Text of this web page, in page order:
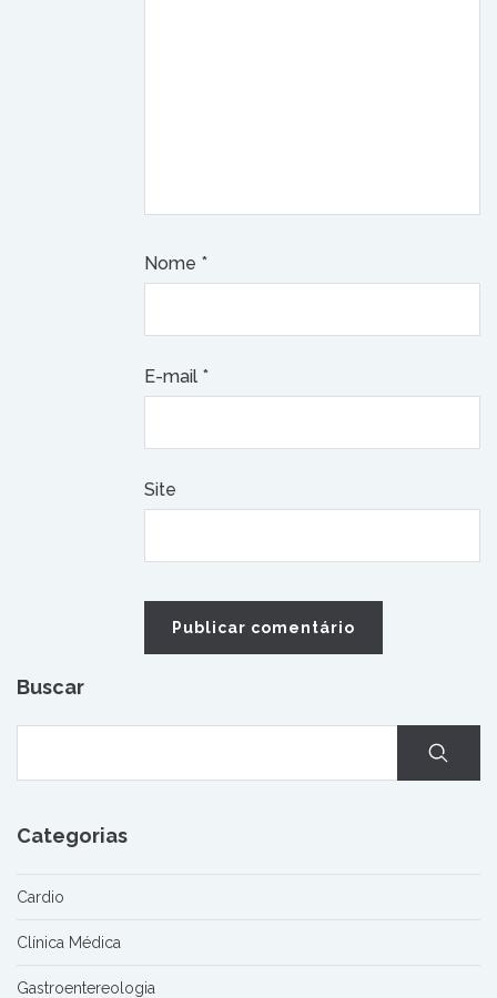
Nome *
E-mail *
Site
Buscar
Categorias
Cardio
Clínica Médica
Gastroentereologia